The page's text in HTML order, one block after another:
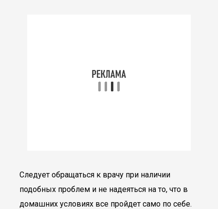
Следует обращаться к врачу при наличии
подобных проблем и не надеяться на то, что в
домашних условиях все пройдет само по себе.